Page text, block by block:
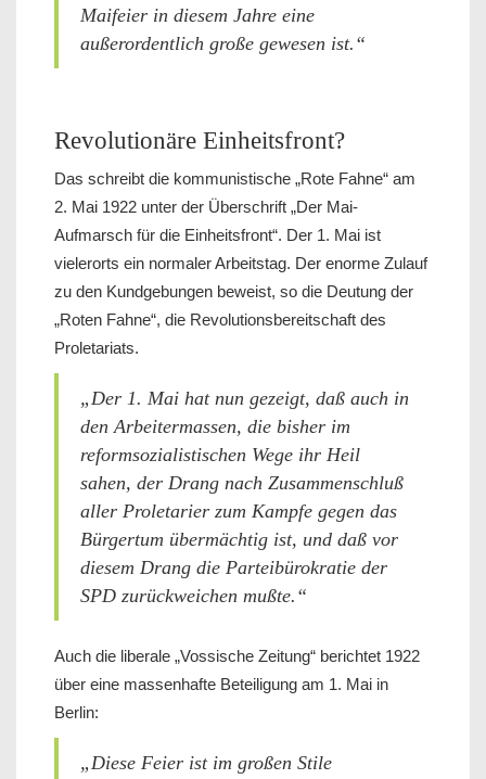
Maifeier in diesem Jahre eine
außerordentlich große gewesen ist.“
Revolutionäre Einheitsfront?
Das schreibt die kommunistische „Rote Fahne“ am
2. Mai 1922 unter der Überschrift „Der Mai-
Aufmarsch für die Einheitsfront“. Der 1. Mai ist
vielerorts ein normaler Arbeitstag. Der enorme Zulauf
zu den Kundgebungen beweist, so die Deutung der
„Roten Fahne“, die Revolutionsbereitschaft des
Proletariats.
„Der 1. Mai hat nun gezeigt, daß auch in
den Arbeitermassen, die bisher im
reformsozialistischen Wege ihr Heil
sahen, der Drang nach Zusammenschluß
aller Proletarier zum Kampfe gegen das
Bürgertum übermächtig ist, und daß vor
diesem Drang die Parteibürokratie der
SPD zurückweichen mußte.“
Auch die liberale „Vossische Zeitung“ berichtet 1922
über eine massenhafte Beteiligung am 1. Mai in
Berlin:
„Diese Feier ist im großen Stile